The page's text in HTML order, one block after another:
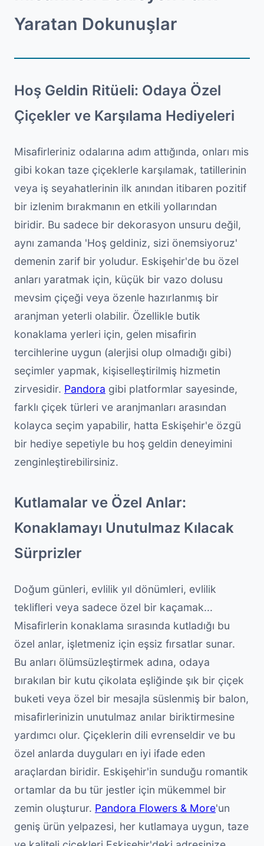
Yaratan Dokunuşlar
Hoş Geldin Ritüeli: Odaya Özel
Çiçekler ve Karşılama Hediyeleri
Misafirleriniz odalarına adım attığında, onları mis
gibi kokan taze çiçeklerle karşılamak, tatillerinin
veya iş seyahatlerinin ilk anından itibaren pozitif
bir izlenim bırakmanın en etkili yollarından
biridir. Bu sadece bir dekorasyon unsuru değil,
aynı zamanda 'Hoş geldiniz, sizi önemsiyoruz'
demenin zarif bir yoludur. Eskişehir'de bu özel
anları yaratmak için, küçük bir vazo dolusu
mevsim çiçeği veya özenle hazırlanmış bir
aranjman yeterli olabilir. Özellikle butik
konaklama yerleri için, gelen misafirin
tercihlerine uygun (alerjisi olup olmadığı gibi)
seçimler yapmak, kişiselleştirilmiş hizmetin
zirvesidir. Pandora gibi platformlar sayesinde,
farklı çiçek türleri ve aranjmanları arasından
kolayca seçim yapabilir, hatta Eskişehir'e özgü
bir hediye sepetiyle bu hoş geldin deneyimini
zenginleştirebilirsiniz.
Kutlamalar ve Özel Anlar:
Konaklamayı Unutulmaz Kılacak
Sürprizler
Doğum günleri, evlilik yıl dönümleri, evlilik
teklifleri veya sadece özel bir kaçamak...
Misafirlerin konaklama sırasında kutladığı bu
özel anlar, işletmeniz için eşsiz fırsatlar sunar.
Bu anları ölümsüzleştirmek adına, odaya
bırakılan bir kutu çikolata eşliğinde şık bir çiçek
buketi veya özel bir mesajla süslenmiş bir balon,
misafirlerinizin unutulmaz anılar biriktirmesine
yardımcı olur. Çiçeklerin dili evrenseldir ve bu
özel anlarda duyguları en iyi ifade eden
araçlardan biridir. Eskişehir'in sunduğu romantik
ortamlar da bu tür jestler için mükemmel bir
zemin oluşturur. Pandora Flowers & More'un
geniş ürün yelpazesi, her kutlamaya uygun, taze